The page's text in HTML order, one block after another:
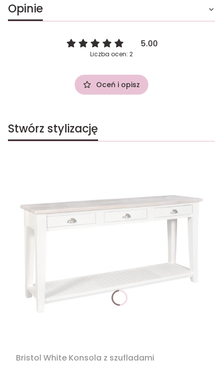
Opinie
5.00
Liczba ocen: 2
Oceń i opisz
Stwórz stylizację
Bristol White Konsola z szufladami